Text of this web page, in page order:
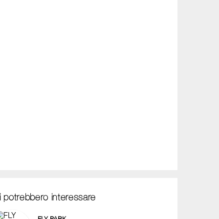
potrebbero interessare